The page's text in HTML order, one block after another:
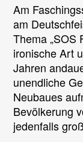
Am
am
Thema „SOS
ironische Art
Jahren
unendliche
Neubaues
Bevölkerung
jedenfalls